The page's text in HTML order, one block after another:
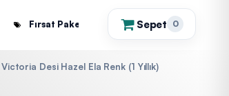
Fırsat Paketleri Sepet 0
(0)
Victoria Desi Hazel Ela Renk (1 Yıllık)